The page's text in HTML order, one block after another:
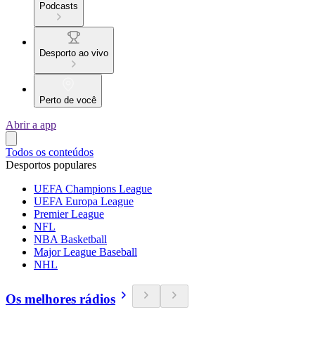
Podcasts
Desporto ao vivo
Perto de você
Abrir a app
Todos os conteúdos
Desportos populares
UEFA Champions League
UEFA Europa League
Premier League
NFL
NBA Basketball
Major League Baseball
NHL
Os melhores rádios